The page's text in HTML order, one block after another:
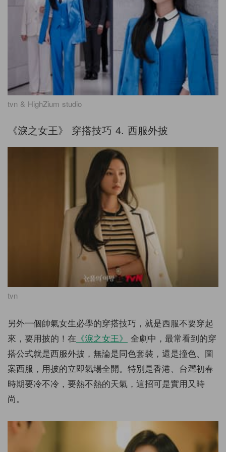
tvn & HighZium studio
《淚之女王》 穿搭技巧 4. 西服外披
tvn
另外一個帥氣女生必學的穿搭技巧，就是西服不要穿起
來，要用披的！在 《淚之女王》 全劇中，最常看到的穿
搭公式就是西服外披，無論是同色套裝，還是撞色、圖
案西服，用披的立即氣場全開。特別是香港、台灣初春
時期要冷不冷，要熱不熱的天氣，這招可是實用又時
尚。